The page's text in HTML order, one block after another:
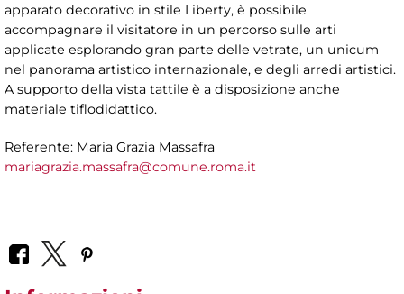
apparato decorativo in stile Liberty, è possibile
accompagnare il visitatore in un percorso sulle arti
applicate esplorando gran parte delle vetrate, un unicum
nel panorama artistico internazionale, e degli arredi artistici.
A supporto della vista tattile è a disposizione anche
materiale tiflodidattico.
Referente: Maria Grazia Massafra
mariagrazia.massafra@comune.roma.it